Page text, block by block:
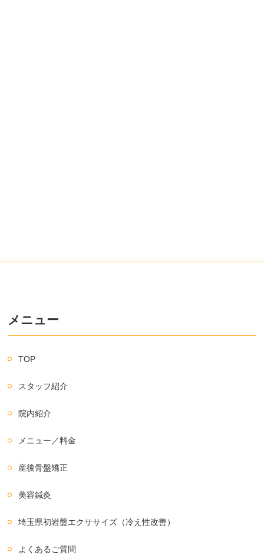
メニュー
TOP
スタッフ紹介
院内紹介
メニュー／料金
産後骨盤矯正
美容鍼灸
埼玉県初岩盤エクササイズ（冷え性改善）
よくあるご質問